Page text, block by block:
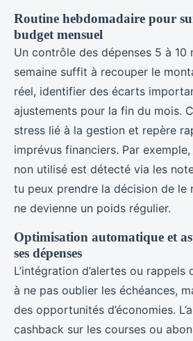
Routine hebdomadaire pour
budget mensuel
Un contrôle des dépenses 5 à 10
semaine suffit à recouper le
réel, identifier des écarts
ajustements pour la fin du mois.
stress lié à la gestion et repère
imprévus financiers. Par
non utilisé est détecté via les
tu peux prendre la décision de le
ne devienne un poids régulier.
Optimisation automatique et
ses dépenses
L’intégration d’alertes ou
à ne pas oublier les échéances,
des opportunités d’économies.
cashback sur les courses ou